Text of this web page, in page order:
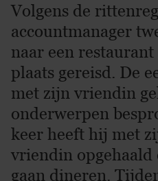
Volgens de
accountmanager
naar een
plaats gereisd. De
met zijn vriendin
onderwerpen
keer heeft hij met
vriendin opgehaald
gaan dineren.